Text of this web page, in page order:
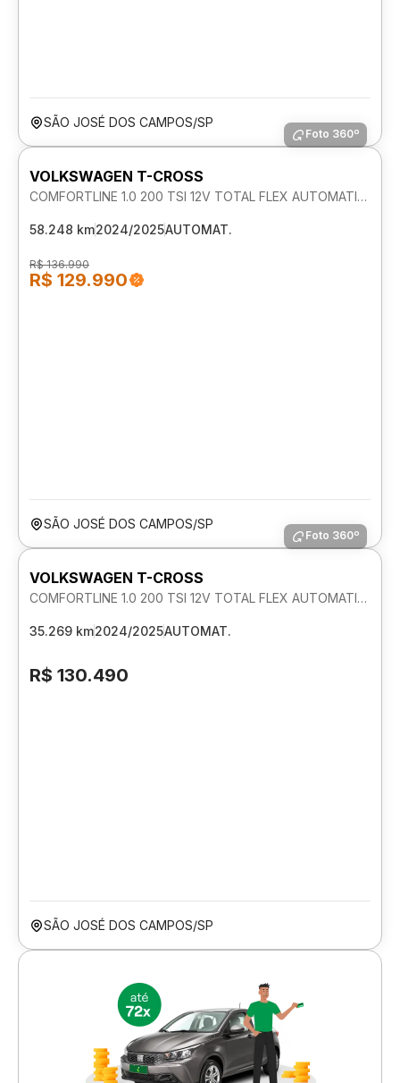
SÃO JOSÉ DOS CAMPOS/SP
Foto 360º
VOLKSWAGEN T-CROSS
COMFORTLINE 1.0 200 TSI 12V TOTAL FLEX AUTOMATICO
58.248 km2024/2025AUTOMAT.
R$ 136.990
R$ 129.990
SÃO JOSÉ DOS CAMPOS/SP
Foto 360º
VOLKSWAGEN T-CROSS
COMFORTLINE 1.0 200 TSI 12V TOTAL FLEX AUTOMATICO
35.269 km2024/2025AUTOMAT.
R$ 130.490
SÃO JOSÉ DOS CAMPOS/SP